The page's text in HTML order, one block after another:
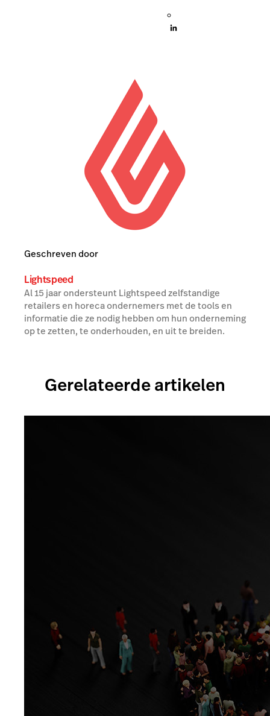
Geschreven door
Lightspeed
Al 15 jaar ondersteunt Lightspeed zelfstandige
retailers en horeca ondernemers met de tools en
informatie die ze nodig hebben om hun onderneming
op te zetten, te onderhouden, en uit te breiden.
Gerelateerde artikelen